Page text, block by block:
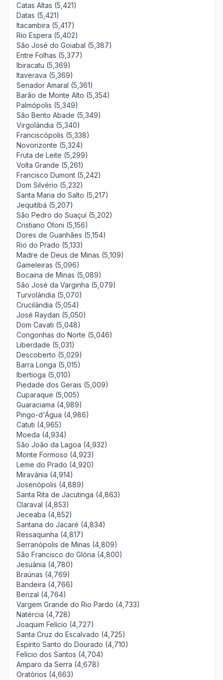
Catas Altas (5,421)
Datas (5,421)
Itacambira (5,417)
Rio Espera (5,402)
São José do Goiabal (5,387)
Entre Folhas (5,377)
Ibiracatu (5,369)
Itaverava (5,369)
Senador Amaral (5,361)
Barão de Monte Alto (5,354)
Palmópolis (5,349)
São Bento Abade (5,349)
Virgolândia (5,340)
Franciscópolis (5,338)
Novorizonte (5,324)
Fruta de Leite (5,299)
Volta Grande (5,261)
Francisco Dumont (5,242)
Dom Silvério (5,232)
Santa Maria do Salto (5,217)
Jequitibá (5,207)
São Pedro do Suaçuí (5,202)
Cristiano Otoni (5,156)
Dores de Guanhães (5,154)
Rio do Prado (5,133)
Madre de Deus de Minas (5,109)
Gameleiras (5,096)
Bocaina de Minas (5,089)
São José da Varginha (5,079)
Turvolândia (5,070)
Crucilândia (5,054)
José Raydan (5,050)
Dom Cavati (5,048)
Congonhas do Norte (5,046)
Liberdade (5,031)
Descoberto (5,029)
Barra Longa (5,015)
Ibertioga (5,010)
Piedade dos Gerais (5,009)
Cuparaque (5,005)
Guaraciama (4,989)
Pingo-d'Água (4,986)
Catuti (4,965)
Moeda (4,934)
São João da Lagoa (4,932)
Monte Formoso (4,923)
Leme do Prado (4,920)
Miravânia (4,914)
Josenópolis (4,889)
Santa Rita de Jacutinga (4,863)
Claraval (4,853)
Jeceaba (4,852)
Santana do Jacaré (4,834)
Ressaquinha (4,817)
Serranópolis de Minas (4,809)
São Francisco do Glória (4,800)
Jesuânia (4,780)
Braúnas (4,769)
Bandeira (4,766)
Berizal (4,764)
Vargem Grande do Rio Pardo (4,733)
Natércia (4,728)
Joaquim Felício (4,727)
Santa Cruz do Escalvado (4,725)
Espírito Santo do Dourado (4,710)
Felício dos Santos (4,704)
Amparo da Serra (4,678)
Oratórios (4,663)